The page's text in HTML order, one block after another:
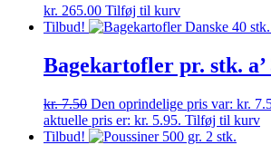
kr. 265.00 Tilføj til kurv
Tilbud!
Bagekartofler pr. stk. a’
kr.7.50 Den oprindelige pris var: kr.
aktuelle pris er: kr. 5.95. Tilføj til kurv
Tilbud!